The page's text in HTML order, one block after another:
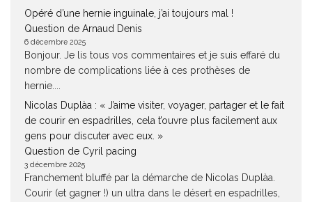
Opéré d’une hernie inguinale, j’ai toujours mal !
Question de Arnaud Denis
6 décembre 2025
Bonjour. Je lis tous vos commentaires et je suis effaré du
nombre de complications liée à ces prothèses de
hernie....
Nicolas Duplàa : « J’aime visiter, voyager, partager et le fait
de courir en espadrilles, cela t’ouvre plus facilement aux
gens pour discuter avec eux. »
Question de Cyril pacing
3 décembre 2025
Franchement bluffé par la démarche de Nicolas Duplàa.
Courir (et gagner !) un ultra dans le désert en espadrilles,